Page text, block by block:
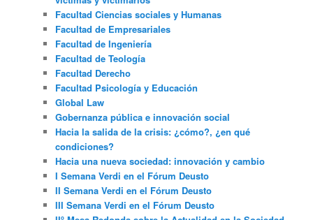
Facultad Ciencias sociales y Humanas
Facultad de Empresariales
Facultad de Ingeniería
Facultad de Teología
Facultad Derecho
Facultad Psicología y Educación
Global Law
Gobernanza pública e innovación social
Hacia la salida de la crisis: ¿cómo?, ¿en qué
condiciones?
Hacia una nueva sociedad: innovación y cambio
I Semana Verdi en el Fórum Deusto
II Semana Verdi en el Fórum Deusto
III Semana Verdi en el Fórum Deusto